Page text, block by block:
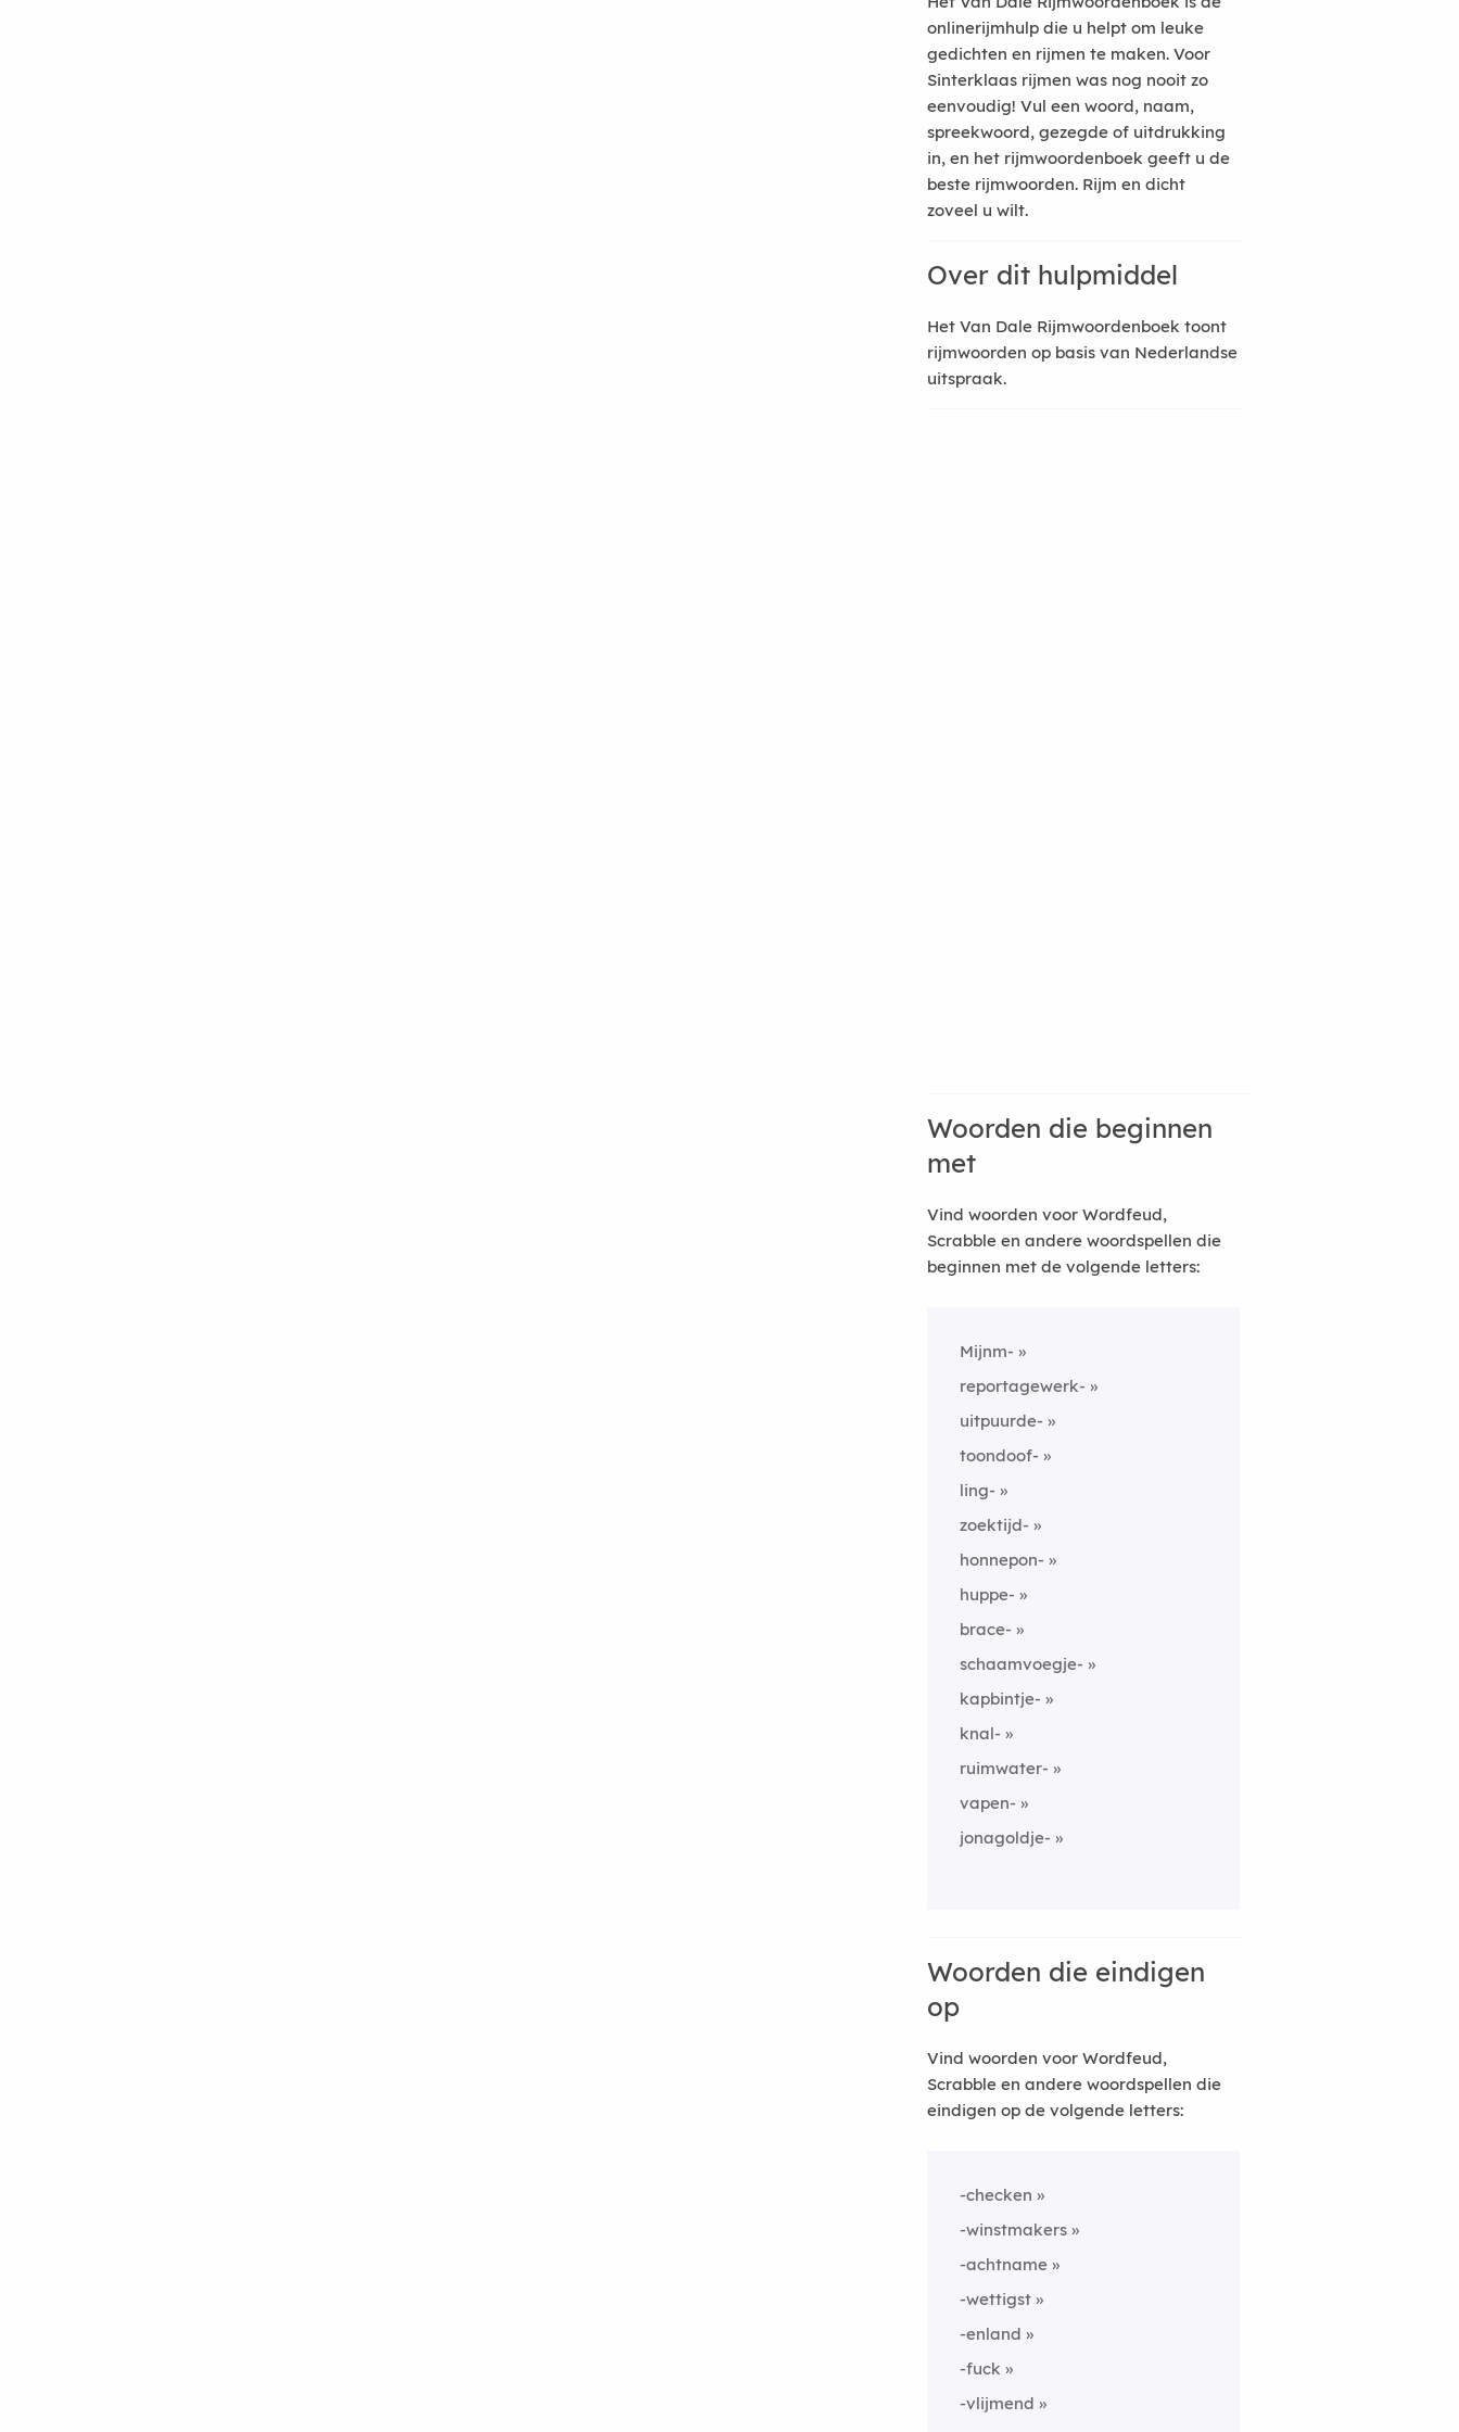
onlinerijmhulp die u helpt om leuke
gedichten en rijmen te maken. Voor
Sinterklaas rijmen was nog nooit zo
eenvoudig! Vul een woord, naam,
spreekwoord, gezegde of uitdrukking
in, en het rijmwoordenboek geeft u de
beste rijmwoorden. Rijm en dicht
zoveel u wilt.
Over dit hulpmiddel
Het Van Dale Rijmwoordenboek toont
rijmwoorden op basis van Nederlandse
uitspraak.
Woorden die beginnen
met
Vind woorden voor Wordfeud,
Scrabble en andere woordspellen die
beginnen met de volgende letters:
Mijnm-
reportagewerk-
uitpuurde-
toondoof-
ling-
zoektijd-
honnepon-
huppe-
brace-
schaamvoegje-
kapbintje-
knal-
ruimwater-
vapen-
jonagoldje-
Woorden die eindigen
op
Vind woorden voor Wordfeud,
Scrabble en andere woordspellen die
eindigen op de volgende letters:
-checken
-winstmakers
-achtname
-wettigst
-enland
-fuck
-vlijmend